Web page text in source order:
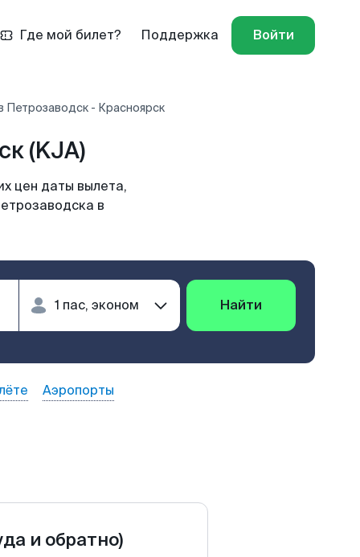
Где мой билет? Поддержка Войти
Петрозаводск - Красноярск
(KJA)
цен даты вылета,
в
Найти
Аэропорты
и обратно)